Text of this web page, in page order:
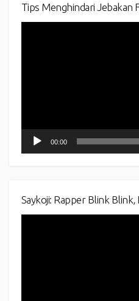
Tips Menghindari Jebakan
00:00
Saykoji: Rapper Blink